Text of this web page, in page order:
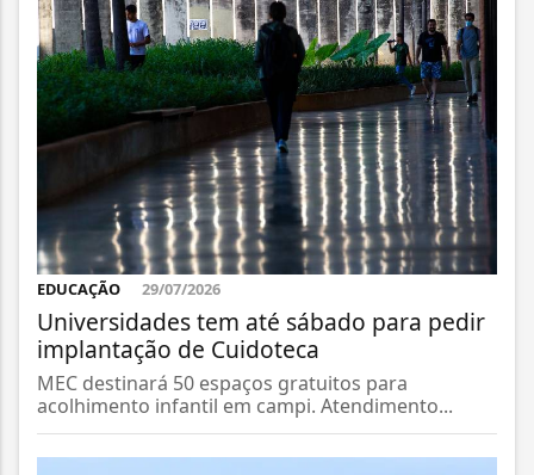
EDUCAÇÃO 29/07/2026
Universidades tem até sábado para pedir
implantação de Cuidoteca
MEC destinará 50 espaços gratuitos para
acolhimento infantil em campi. Atendimento...